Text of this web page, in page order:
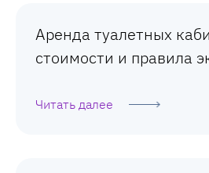
Аренда туалетных
стоимости и правила
Читать далее